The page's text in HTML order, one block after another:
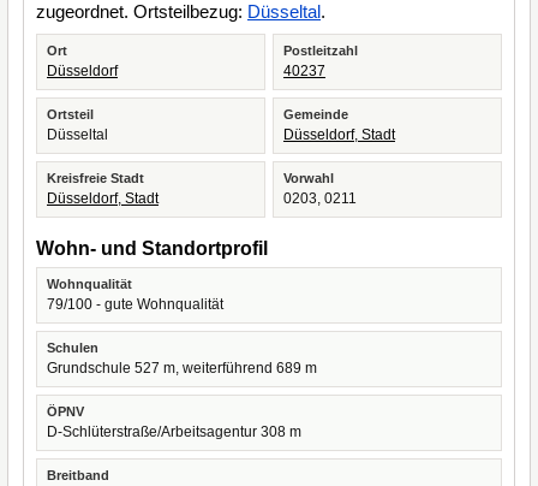
zugeordnet. Ortsteilbezug: Düsseltal.
Ort
Düsseldorf
Postleitzahl
40237
Ortsteil
Düsseltal
Gemeinde
Düsseldorf, Stadt
Kreisfreie Stadt
Düsseldorf, Stadt
Vorwahl
0203, 0211
Wohn- und Standortprofil
Wohnqualität
79/100 - gute Wohnqualität
Schulen
Grundschule 527 m, weiterführend 689 m
ÖPNV
D-Schlüterstraße/Arbeitsagentur 308 m
Breitband